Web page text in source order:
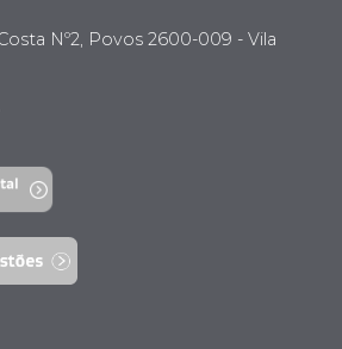
Nº2, Povos 2600-009 - Vila